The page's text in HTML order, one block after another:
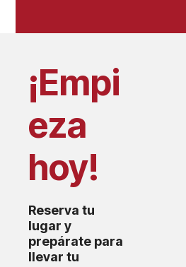
¡Empi
eza
hoy!
Reserva tu
lugar y
prepárate para
llevar tu